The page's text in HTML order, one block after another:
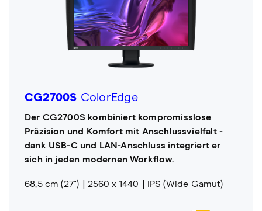
CG2700S ColorEdge
Der CG2700S kombiniert kompromisslose
Präzision und Komfort mit Anschlussvielfalt -
dank USB-C und LAN-Anschluss integriert er
sich in jeden modernen Workflow.
68,5 cm (27") 2560 x 1440 IPS (Wide Gamut)